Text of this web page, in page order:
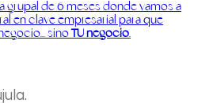
grupal de 6 meses donde vamos a
en clave empresarial para que
sinoTU negocio.